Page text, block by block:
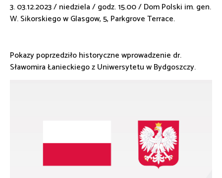
3. 03.12.2023 / niedziela / godz. 15.00 / Dom Polski im. gen.
W. Sikorskiego w Glasgow, 5, Parkgrove Terrace.
Pokazy poprzedziło historyczne wprowadzenie dr.
Sławomira Łanieckiego z Uniwersytetu w Bydgoszczy.